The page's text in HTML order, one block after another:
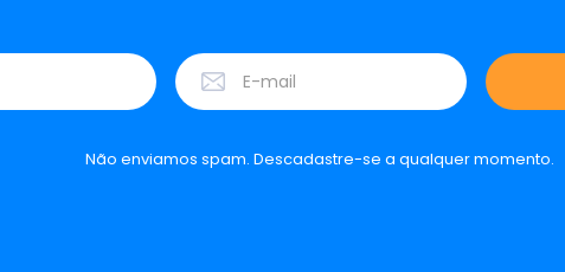
Não enviamos spam. Descadastre-se a qualquer momento.